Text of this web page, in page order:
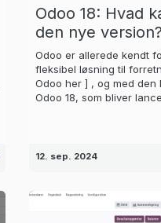
Odoo 18: Hvad
den nye version?
Odoo er allerede kendt
fleksibel løsning til
Odoo her ] , og med
Odoo 18, som bliver
12. sep. 2024